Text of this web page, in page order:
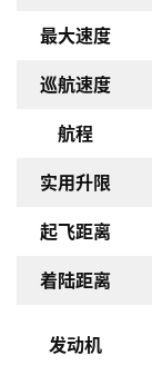
首
栏
目
题
最大速度
巡航速度
航程
实用升限
起飞距离
着陆距离
发动机